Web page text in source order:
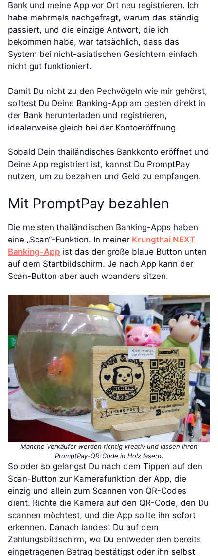
Bank und meine App vor Ort neu registrieren. Ich
habe mehrmals nachgefragt, warum das ständig
passiert, und die einzige Antwort, die ich
bekommen habe, war tatsächlich, dass das
System bei nicht-asiatischen Gesichtern einfach
nicht gut funktioniert.
Damit Du nicht zu den Pechvögeln wie mir gehörst,
solltest Du Deine Banking-App am besten direkt in
der Bank herunterladen und registrieren,
idealerweise gleich bei der Kontoeröffnung.
Sobald Dein thailändisches Bankkonto eröffnet und
Deine App registriert ist, kannst Du PromptPay
nutzen, um zu bezahlen und Geld zu empfangen.
Mit PromptPay bezahlen
Die meisten thailändischen Banking-Apps haben
eine „Scan“-Funktion. In meiner Krungthai NEXT
Banking-App ist das der große blaue Button unten
auf dem Startbildschirm. Je nach App kann der
Scan-Button aber auch woanders sitzen.
Manche Verkäufer werden richtig kreativ und lassen ihren
PromptPay-QR-Code in Holz lasern.
So oder so gelangst Du nach dem Tippen auf den
Scan-Button zur Kamerafunktion der App, die
einzig und allein zum Scannen von QR-Codes
dient. Richte die Kamera auf den QR-Code, den Du
scannen möchtest, und die App sollte ihn sofort
erkennen. Danach landest Du auf dem
Zahlungsbildschirm, wo Du entweder den bereits
eingetragenen Betrag bestätigst oder ihn selbst